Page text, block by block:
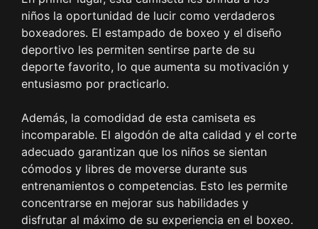
niños la oportunidad de lucir como verdaderos
boxeadores. El estampado de boxeo y el diseño
deportivo les permiten sentirse parte de su
deporte favorito, lo que aumenta su motivación y
entusiasmo por practicarlo.
Además, la comodidad de esta camiseta es
incomparable. El algodón de alta calidad y el corte
adecuado garantizan que los niños se sientan
cómodos y libres de moverse durante sus
entrenamientos o competencias. Esto les permite
concentrarse en mejorar sus habilidades y
disfrutar al máximo de su experiencia en el boxeo.